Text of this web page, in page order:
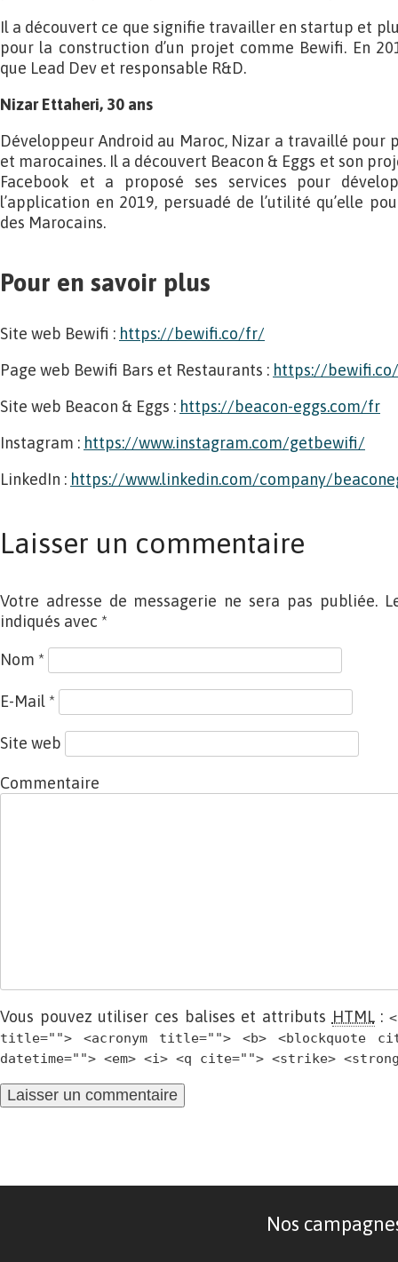
Il a découvert ce que signifie travailler en startup et
pour la construction d’un projet comme Bewifi. En
que Lead Dev et responsable R&D.
Nizar Ettaheri, 30 ans
Développeur Android au Maroc, Nizar a travaillé pour
et marocaines. Il a découvert Beacon & Eggs et son
Facebook et a proposé ses services pour
l’application en 2019, persuadé de l’utilité qu’elle
des Marocains.
Pour en savoir plus
Site web Bewifi : https://bewifi.co/fr/
Page web Bewifi Bars et Restaurants : https://
Site web Beacon & Eggs : https://beacon-eggs.com/fr
Instagram : https://www.instagram.com/getbewifi/
LinkedIn : https://www.linkedin.com/company/
Laisser un commentaire
Votre adresse de messagerie ne sera pas publiée.
indiqués avec *
Nom *
E-Mail *
Site web
Commentaire
Vous pouvez utiliser ces balises et attributs HTML:
title=""> <acronym title=""> <b> <blockquote
datetime=""> <em> <i> <q cite=""> <strike>
Nos